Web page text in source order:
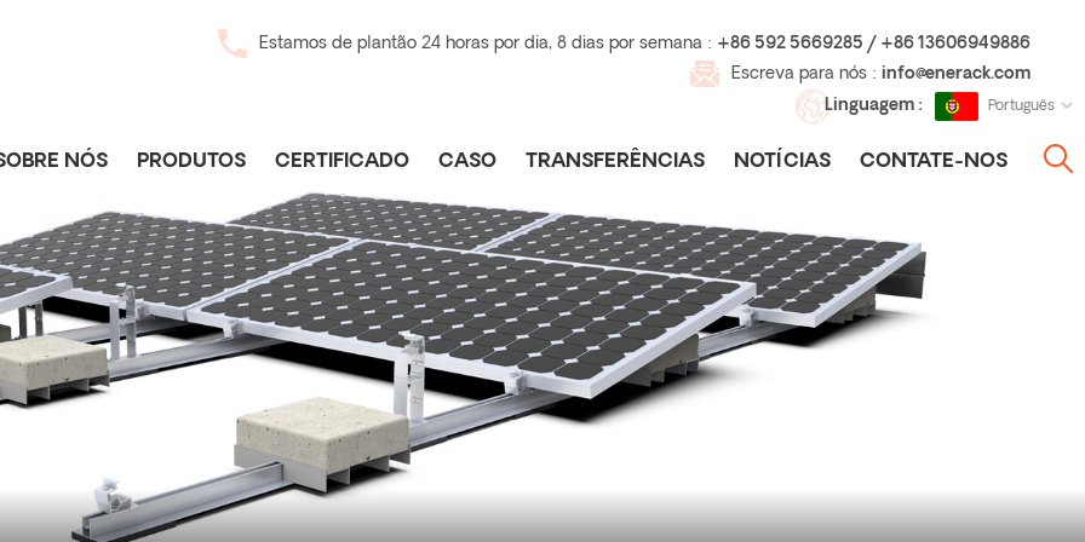
Estamos de plantão 24 horas por dia, 8 dias por semana : +86 592 5669285 / +86 13606949886
Escreva para nós : info@enerack.com
Linguagem :
Português
NÓS PRODUTOS CERTIFICADO CASO TRANSFERÊNCIAS NOTÍCIAS CONTATE-NOS